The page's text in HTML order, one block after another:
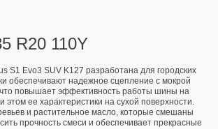
R20 110Y
Evo3 SUV K127 разработана для городских
обеспечивают надежное сцепление с мокрой
повышает эффективность работы шины на
ее характеристики на сухой поверхности.
и растительное масло, которые смешаны
прочность смеси и обеспечивает прекрасные